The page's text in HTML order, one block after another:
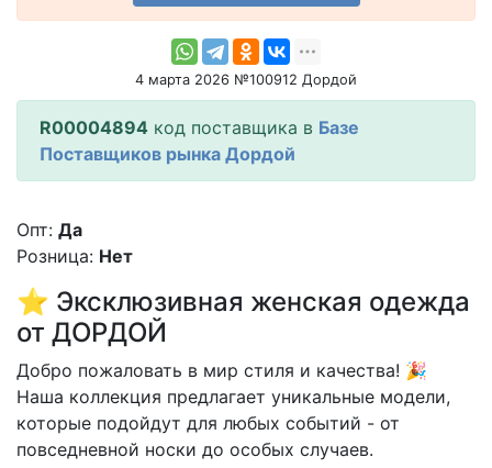
4 марта 2026 №100912 Дордой
R00004894 код поставщика в Базе
Поставщиков рынка Дордой
Опт: Да
Розница: Нет
⭐️ Эксклюзивная женская одежда
от ДОРДОЙ
Добро пожаловать в мир стиля и качества! 🎉
Наша коллекция предлагает уникальные модели,
которые подойдут для любых событий - от
повседневной носки до особых случаев.